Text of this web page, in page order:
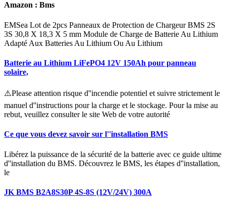
Amazon : Bms
EMSea Lot de 2pcs Panneaux de Protection de Chargeur BMS 2S
3S 30,8 X 18,3 X 5 mm Module de Charge de Batterie Au Lithium
Adapté Aux Batteries Au Lithium Ou Au Lithium
Batterie au Lithium LiFePO4 12V 150Ah pour panneau
solaire,
⚠️Please attention risque d''incendie potentiel et suivre strictement le
manuel d''instructions pour la charge et le stockage. Pour la mise au
rebut, veuillez consulter le site Web de votre autorité
Ce que vous devez savoir sur l''installation BMS
Libérez la puissance de la sécurité de la batterie avec ce guide ultime
d''installation du BMS. Découvrez le BMS, les étapes d''installation,
le
JK BMS B2A8S30P 4S-8S (12V/24V) 300A